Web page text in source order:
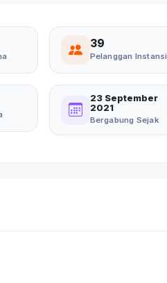
39
Pelanggan Instansi
23 September
2021
Bergabung Sejak